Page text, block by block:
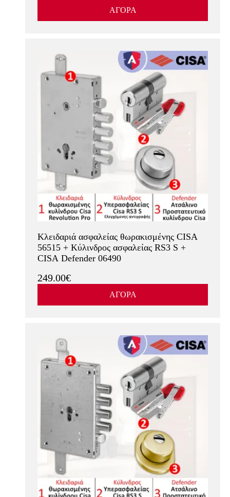
ΑΓΟΡΑ
Κλειδαριά ασφαλείας θωρακισμένης CISA
56515 + Κύλινδρος ασφαλείας RS3 S +
CISA Defender 06490
249.00€
ΑΓΟΡΑ